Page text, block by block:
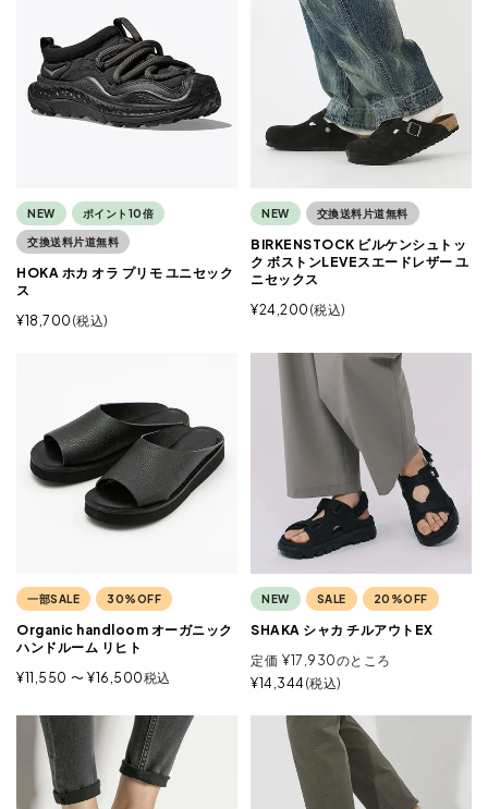
NEW ポイント10倍
交換送料片道無料
HOKA ホカ オラ プリモ ユニセック
ス
¥18,700 税込
NEW 交換送料片道無料
BIRKENSTOCK ビルケンシュトッ
ク ボストンLEVEスエードレザー ユ
ニセックス
¥24,200 税込
一部SALE 30%OFF
Organic handloom オーガニック
ハンドルーム リヒト
¥11,550 〜 ¥16,500税込
NEW SALE 20%OFF
SHAKA シャカ チルアウトEX
定価 ¥17,930のところ
¥14,344 税込